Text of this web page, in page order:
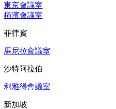
東京會議室
橫濱會議室
菲律賓
馬尼拉會議室
沙特阿拉伯
利雅得會議室
新加坡